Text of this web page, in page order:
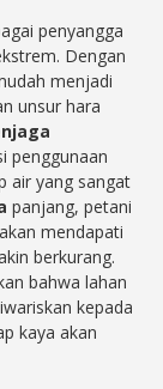
penyangga
Dengan
menjadi
unsur hara
penggunaan
air yang sangat
panjang, petani
mendapati
berkurang.
bahwa lahan
kepada
kaya akan